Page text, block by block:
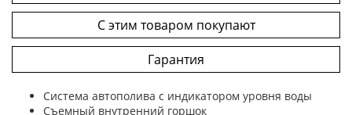
С этим товаром покупают
Гарантия
Система автополива с индикатором уровня воды
Съемный внутренний горшок